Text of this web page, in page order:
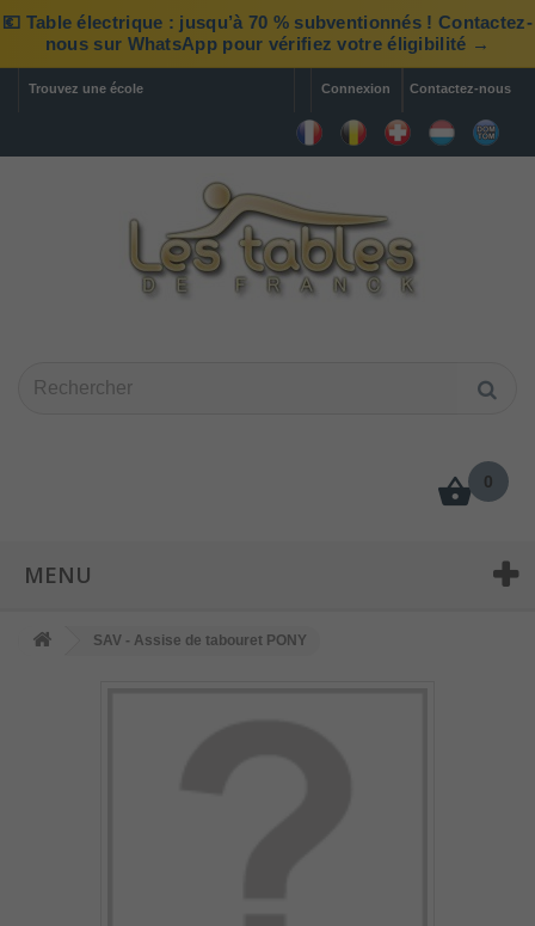
💶 Table électrique : jusqu’à 70 % subventionnés ! Contactez-
nous sur WhatsApp pour vérifiez votre éligibilité →
Contactez-nous
Trouvez une école Connexion
MENU
0
SAV - Assise de tabouret PONY